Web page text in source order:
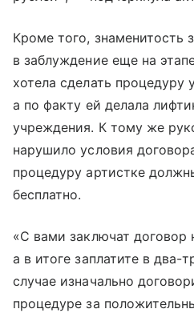
Кроме того, знаменитость
в заблуждение еще на
хотела сделать процедуру
а по факту ей делала
учреждения. К тому же
нарушило условия
процедуру артистке
бесплатно.
«С вами заключат договор
а в итоге заплатите в
случае изначально
процедуре за